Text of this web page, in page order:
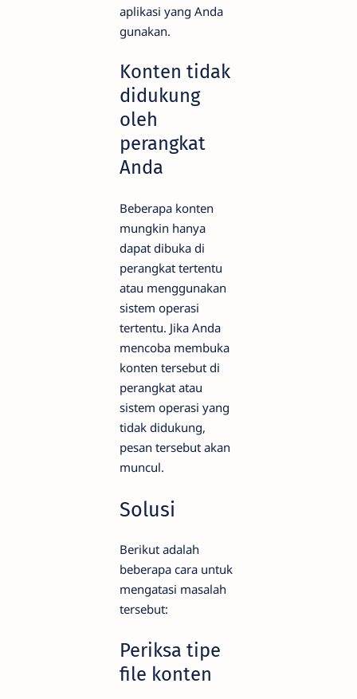
aplikasi yang Anda
gunakan.
Konten tidak
didukung
oleh
perangkat
Anda
Beberapa konten
mungkin hanya
dapat dibuka di
perangkat tertentu
atau menggunakan
sistem operasi
tertentu. Jika Anda
mencoba membuka
konten tersebut di
perangkat atau
sistem operasi yang
tidak didukung,
pesan tersebut akan
muncul.
Solusi
Berikut adalah
beberapa cara untuk
mengatasi masalah
tersebut:
Periksa tipe
file konten